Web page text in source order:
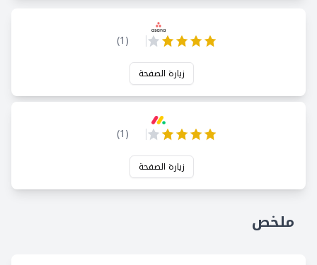
(
1
)
زيارة الصفحة
(
1
)
زيارة الصفحة
ملخص